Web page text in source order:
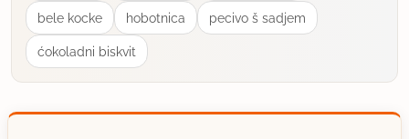
10.8.2015 ob 13:15
Koliko velik pekač?
uporabno
bele kocke hobotnica pecivo š sadjem
ćokoladni biskvit